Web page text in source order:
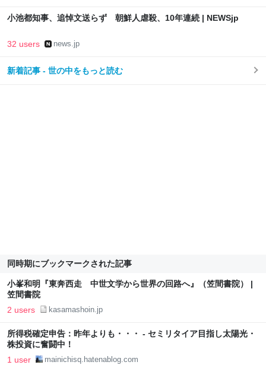
小池都知事、追悼文送らず 朝鮮人虐殺、10年連続 | NEWSjp
32 users news.jp
新着記事 - 世の中をもっと読む
同時期にブックマークされた記事
小峯和明『東奔西走 中世文学から世界の回路へ』（笠間書院） |
笠間書院
2 users kasamashoin.jp
所得税確定申告：昨年よりも・・・ - セミリタイア目指し太陽光・
株投資に奮闘中！
1 user mainichisq.hatenablog.com